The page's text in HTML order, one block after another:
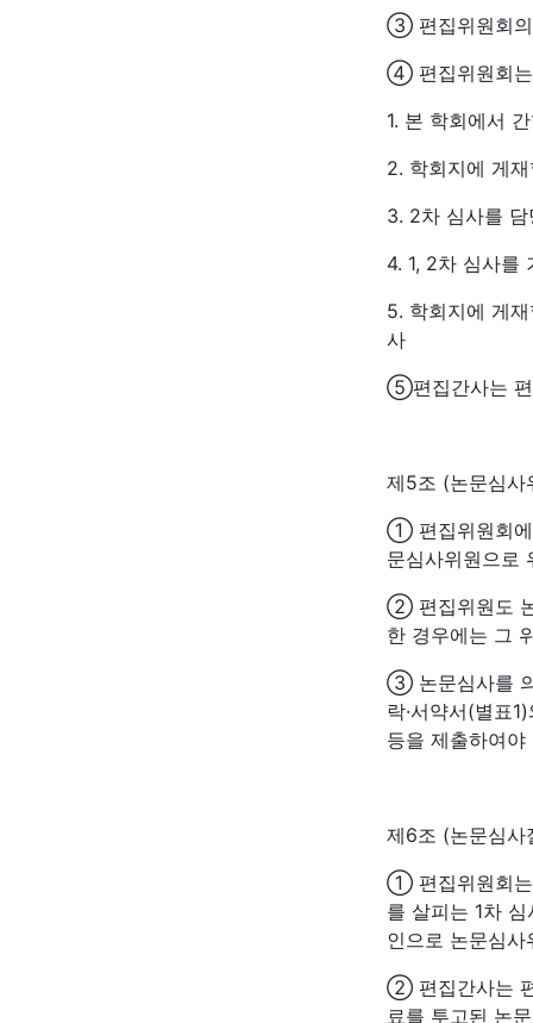
③ 편집위원회의
④ 편집위원회는
1. 본 학회에서
2. 학회지에 게
3. 2차 심사를
4. 1, 2차 심사를
5. 학회지에 게
사
⑤편집간사는 편
제5조 (논문심사
① 편집위원회에
문심사위원으로
② 편집위원도
한 경우에는 그
③ 논문심사를
락·서약서(별표
등을 제출하여야
제6조 (논문심사
① 편집위원회는
를 살피는 1차
인으로 논문심
② 편집간사는
료를 투고된 논